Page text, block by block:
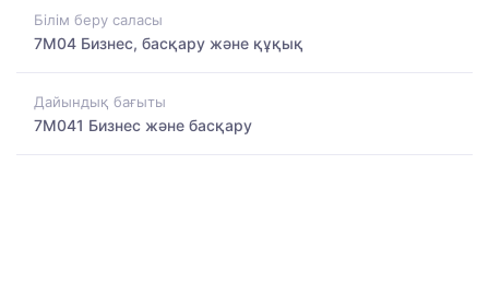
Білім беру саласы
7M04 Бизнес, басқару және құқық
Дайындық бағыты
7M041 Бизнес және басқару